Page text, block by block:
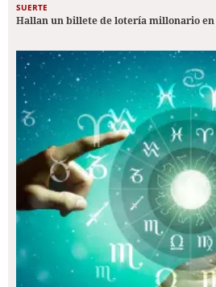
SUERTE
Hallan un billete de lotería millonario